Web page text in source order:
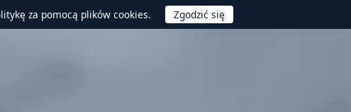
za pomocą plików cookies.